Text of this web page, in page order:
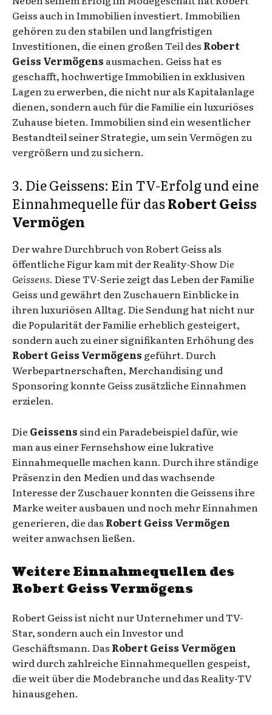
Geiss auch in Immobilien investiert. Immobilien
gehören zu den stabilen und langfristigen
Investitionen, die einen großen Teil des Robert
Geiss Vermögens ausmachen. Geiss hat es
geschafft, hochwertige Immobilien in exklusiven
Lagen zu erwerben, die nicht nur als Kapitalanlage
dienen, sondern auch für die Familie ein luxuriöses
Zuhause bieten. Immobilien sind ein wesentlicher
Bestandteil seiner Strategie, um sein Vermögen zu
vergrößern und zu sichern.
3. Die Geissens: Ein TV-Erfolg und eine
Einnahmequelle für dasRobert Geiss
Vermögen
Der wahre Durchbruch von Robert Geiss als
öffentliche Figur kam mit der Reality-ShowDie
Geissens. Diese TV-Serie zeigt das Leben der Familie
Geiss und gewährt den Zuschauern Einblicke in
ihren luxuriösen Alltag. Die Sendung hat nicht nur
die Popularität der Familie erheblich gesteigert,
sondern auch zu einer signifikanten Erhöhung des
Robert Geiss Vermögens geführt. Durch
Werbepartnerschaften, Merchandising und
Sponsoring konnte Geiss zusätzliche Einnahmen
erzielen.
Die Geissens sind ein Paradebeispiel dafür, wie
man aus einer Fernsehshow eine lukrative
Einnahmequelle machen kann. Durch ihre ständige
Präsenz in den Medien und das wachsende
Interesse der Zuschauer konnten die Geissens ihre
Marke weiter ausbauen und noch mehr Einnahmen
generieren, die das Robert Geiss Vermögen
weiter anwachsen ließen.
Weitere Einnahmequellen des
Robert Geiss Vermögens
Robert Geiss ist nicht nur Unternehmer und TV-
Star, sondern auch ein Investor und
Geschäftsmann. Das Robert Geiss Vermögen
wird durch zahlreiche Einnahmequellen gespeist,
die weit über die Modebranche und das Reality-TV
hinausgehen.